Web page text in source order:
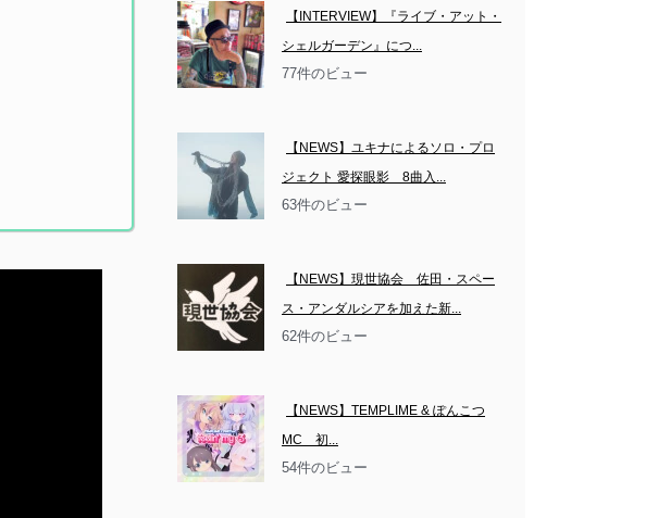
【INTERVIEW】『ライブ・アット・
シェルガーデン』につ...
77件のビュー
【NEWS】ユキナによるソロ・プロ
ジェクト 愛探眼影　8曲入...
63件のビュー
【NEWS】現世協会　佐田・スペー
ス・アンダルシアを加えた新...
62件のビュー
【NEWS】TEMPLIME & ぽんこつ
MC　初...
54件のビュー